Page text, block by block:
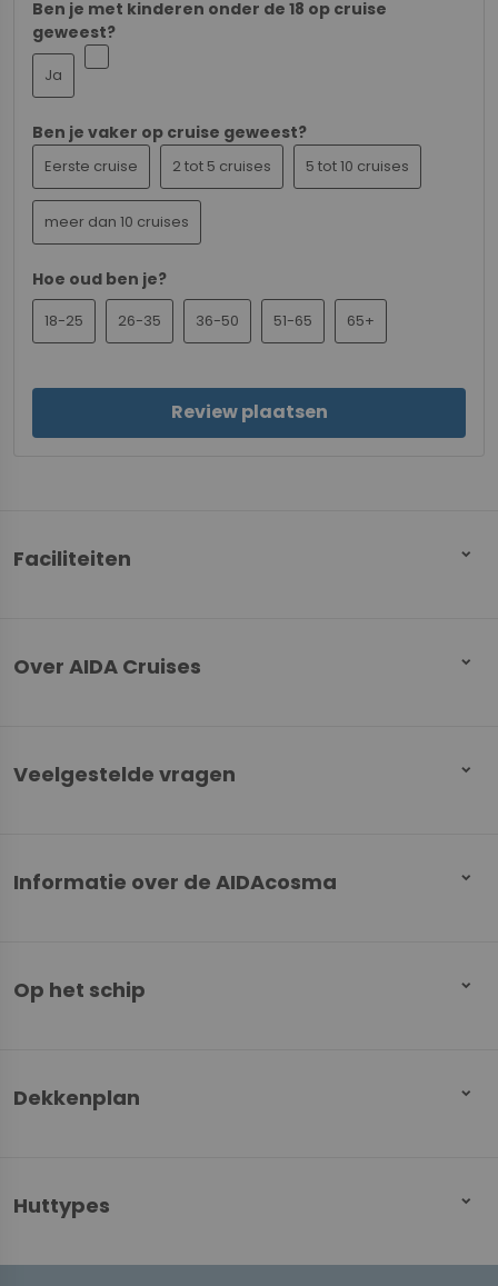
Ben je met kinderen onder de 18 op cruise
geweest?
Ja
Ben je vaker op cruise geweest?
Eerste cruise 2 tot 5 cruises 5 tot 10 cruises
meer dan 10 cruises
Hoe oud ben je?
18-25 26-35 36-50 51-65 65+
Review plaatsen
Faciliteiten
Over AIDA Cruises
Veelgestelde vragen
Informatie over de AIDAcosma
Op het schip
Dekkenplan
Huttypes